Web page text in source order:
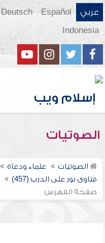
عربي Español
Deutsch
Indonesia
الصوتيات
الصوتيات علماء ودعاة
فتاوى نور على الدرب (457)
صفحة الفهرس